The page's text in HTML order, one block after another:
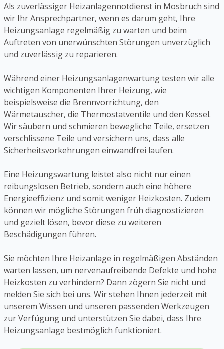
Als zuverlässiger Heizanlagennotdienst in Mosbruch sind
wir Ihr Ansprechpartner, wenn es darum geht, Ihre
Heizungsanlage regelmäßig zu warten und beim
Auftreten von unerwünschten Störungen unverzüglich
und zuverlässig zu reparieren.
Während einer Heizungsanlagenwartung testen wir alle
wichtigen Komponenten Ihrer Heizung, wie
beispielsweise die Brennvorrichtung, den
Wärmetauscher, die Thermostatventile und den Kessel.
Wir säubern und schmieren bewegliche Teile, ersetzen
verschlissene Teile und versichern uns, dass alle
Sicherheitsvorkehrungen einwandfrei laufen.
Eine Heizungswartung leistet also nicht nur einen
reibungslosen Betrieb, sondern auch eine höhere
Energieeffizienz und somit weniger Heizkosten. Zudem
können wir mögliche Störungen früh diagnostizieren
und gezielt lösen, bevor diese zu weiteren
Beschädigungen führen.
Sie möchten Ihre Heizanlage in regelmäßigen Abständen
warten lassen, um nervenaufreibende Defekte und hohe
Heizkosten zu verhindern? Dann zögern Sie nicht und
melden Sie sich bei uns. Wir stehen Ihnen jederzeit mit
unserem Wissen und unseren passenden Werkzeugen
zur Verfügung und unterstützen Sie dabei, dass Ihre
Heizungsanlage bestmöglich funktioniert.